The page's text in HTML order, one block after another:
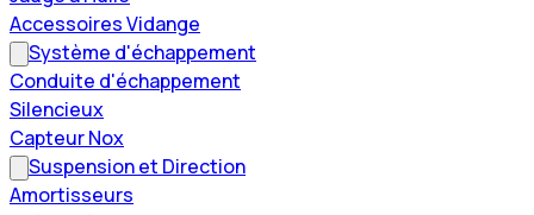
Accessoires Vidange
Système d'échappement
Conduite d'échappement
Silencieux
Capteur Nox
Suspension et Direction
Amortisseurs